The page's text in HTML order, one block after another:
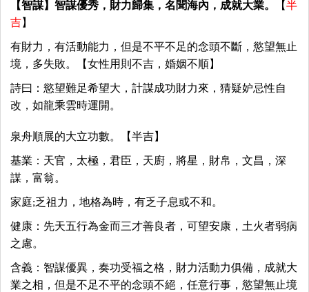
【智謀】智謀優秀，財力歸集，名聞海內，成就大業。 【半
吉】
有財力，有活動能力，但是不平不足的念頭不斷，慾望無止
境，多失敗。【女性用則不吉，婚姻不順】
詩曰：慾望難足希望大，計謀成功財力來，猜疑妒忌性自
改，如龍乘雲時運開。
泉舟順展的大立功數。【半吉】
基業：天官，太極，君臣，天廚，將星，財帛，文昌，深
謀，富翁。
家庭;乏祖力，地格為時，有乏子息或不和。
健康：先天五行為金而三才善良者，可望安康，土火者弱病
之慮。
含義：智謀優異，奏功受福之格，財力活動力俱備，成就大
業之相，但是不足不平的念頭不絕，任意行事，慾望無止境